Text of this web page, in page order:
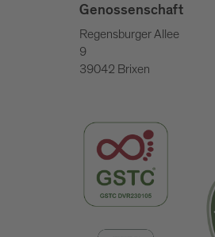
Genossenschaft
Regensburger Allee
9
39042 Brixen